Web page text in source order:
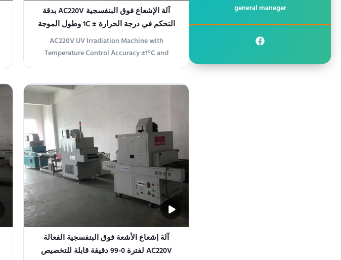
general maneger
آلة الإشعاع فوق البنفسجية AC220V بدقة
التحكم في درجة الحرارة ± 1C وطول الموجة
365nm
AC220V UV Irradiation Machine with
Temperature Control Accuracy ±1°C and
Wavelength 365nm Product Overview The
UV illumination system designed for various
industrial and scientific applications.
Equipped with advanced UV intensity
source, UV radiation ...
آلة إشعاع الأشعة فوق البنفسجية الفعالة
AC220V لفترة 0-99 دقيقة قابلة للتخصيص